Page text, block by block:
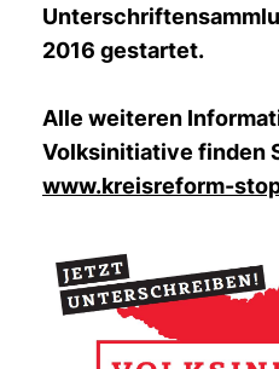
2016 gestartet.
Alle weiteren
Volksinitiative finden
www.kreisreform-